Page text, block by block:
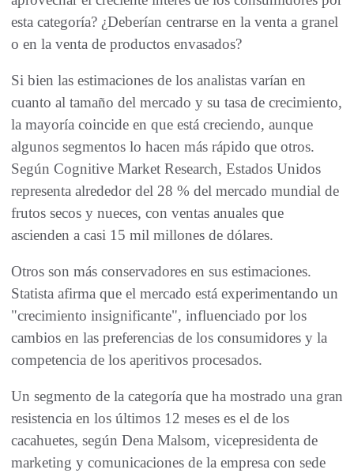
esta categoría? ¿Deberían centrarse en la venta a granel
o en la venta de productos envasados?
Si bien las estimaciones de los analistas varían en
cuanto al tamaño del mercado y su tasa de crecimiento,
la mayoría coincide en que está creciendo, aunque
algunos segmentos lo hacen más rápido que otros.
Según Cognitive Market Research, Estados Unidos
representa alrededor del 28 % del mercado mundial de
frutos secos y nueces, con ventas anuales que
ascienden a casi 15 mil millones de dólares.
Otros son más conservadores en sus estimaciones.
Statista afirma que el mercado está experimentando un
"crecimiento insignificante", influenciado por los
cambios en las preferencias de los consumidores y la
competencia de los aperitivos procesados.
Un segmento de la categoría que ha mostrado una gran
resistencia en los últimos 12 meses es el de los
cacahuetes, según Dena Malsom, vicepresidenta de
marketing y comunicaciones de la empresa con sede